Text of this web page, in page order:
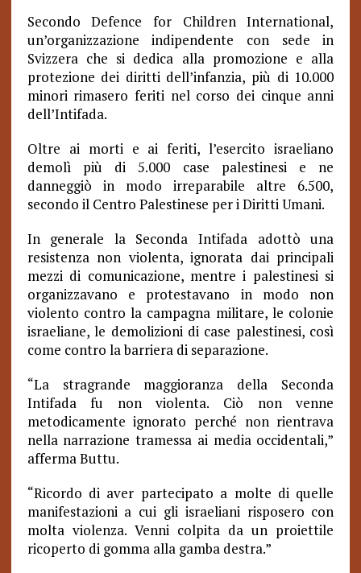
Secondo Defence for Children International,
un’organizzazione indipendente con sede in
Svizzera che si dedica alla promozione e alla
protezione dei diritti dell’infanzia, più di 10.000
minori rimasero feriti nel corso dei cinque anni
dell’Intifada.
Oltre ai morti e ai feriti, l’esercito israeliano
demolì più di 5.000 case palestinesi e ne
danneggiò in modo irreparabile altre 6.500,
secondo il Centro Palestinese per i Diritti Umani.
In generale la Seconda Intifada adottò una
resistenza non violenta, ignorata dai principali
mezzi di comunicazione, mentre i palestinesi si
organizzavano e protestavano in modo non
violento contro la campagna militare, le colonie
israeliane, le demolizioni di case palestinesi, così
come contro la barriera di separazione.
“La stragrande maggioranza della Seconda
Intifada fu non violenta. Ciò non venne
metodicamente ignorato perché non rientrava
nella narrazione tramessa ai media occidentali,”
afferma Buttu.
“Ricordo di aver partecipato a molte di quelle
manifestazioni a cui gli israeliani risposero con
molta violenza. Venni colpita da un proiettile
ricoperto di gomma alla gamba destra.”